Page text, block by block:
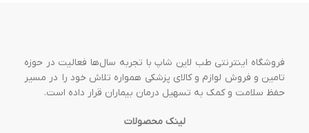
فروشگاه اینترنتی طب لاین شاپ با تجربه سال‌ها فعالیت در حوزه
تامین و فروش لوازم و کالای پزشکی همواره تلاش خود را در مسیر
حفظ سلامت و کمک به تسهیل درمان بیماران قرار داده است.
لینک محصولات